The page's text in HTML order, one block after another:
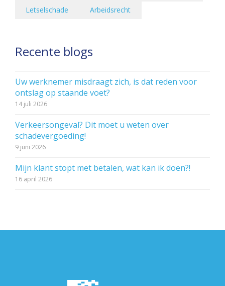
Letselschade
Arbeidsrecht
Recente blogs
Uw werknemer misdraagt zich, is dat reden voor
ontslag op staande voet?
14 juli 2026
Verkeersongeval? Dit moet u weten over
schadevergoeding!
9 juni 2026
Mijn klant stopt met betalen, wat kan ik doen?!
16 april 2026